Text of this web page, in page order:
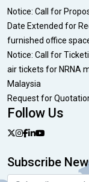
Notice: Call for
Date Extended for
furnished office
Notice: Call for
air tickets for NRNA
Malaysia
Request for
Follow Us
Subscribe